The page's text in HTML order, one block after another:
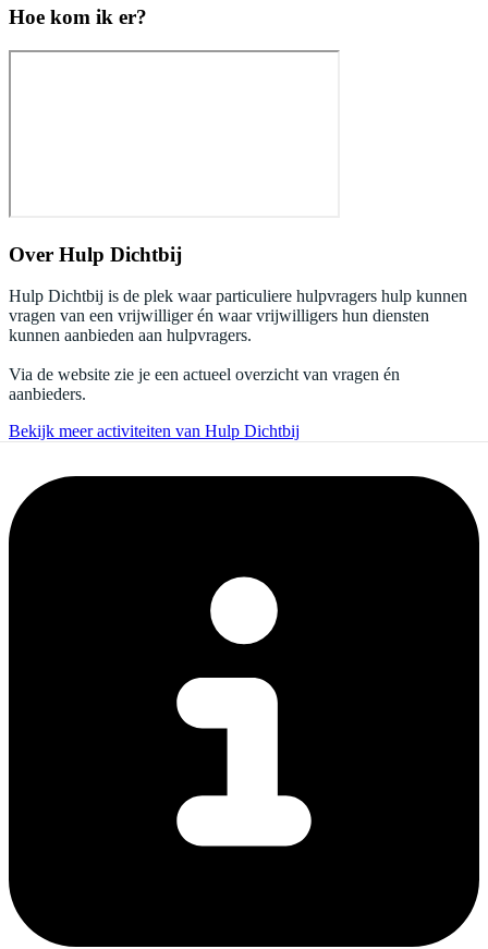
Hoe kom ik er?
Over Hulp Dichtbij
Hulp Dichtbij is de plek waar particuliere hulpvragers hulp kunnen
vragen van een vrijwilliger én waar vrijwilligers hun diensten
kunnen aanbieden aan hulpvragers.
Via de website zie je een actueel overzicht van vragen én
aanbieders.
Bekijk meer activiteiten van Hulp Dichtbij